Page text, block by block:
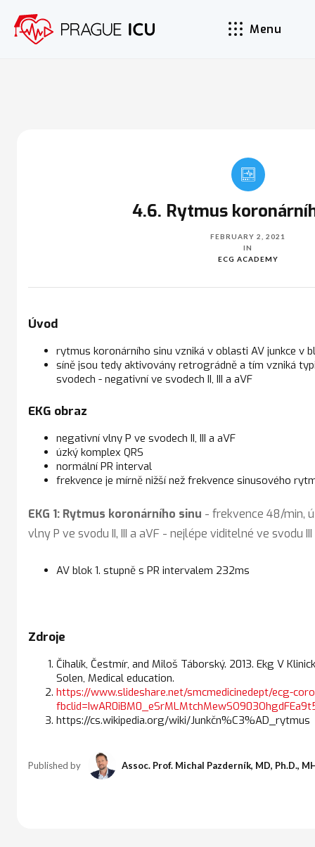
Menu
4.6. Rytmus
FEBRUARY 2, 2021
IN
ECG ACADEMY
Úvod
rytmus koronárního sinu vzniká v oblasti AV junkce v
síně jsou tedy aktivovány retrográdně a tím vzniká
svodech - negativní ve svodech II, III a aVF
EKG obraz
negativní vlny P ve svodech II, III a aVF
úzký komplex QRS
normální PR interval
frekvence je mírně nižší než frekvence sinusového
EKG 1: Rytmus koronárního sinu - frekvence 48/min,
vlny P ve svodu II, III a aVF - nejlépe viditelné ve svodu III
AV blok 1. stupně s PR intervalem 232ms
Zdroje
Čihalík, Čestmír, and Miloš Táborský. 2013. Ekg V
Solen, Medical education.
https://www.slideshare.net/smcmedicinedept/ecg-
https://cs.wikipedia.org/wiki/Junkčn%C3%AD_rytmus
Published by Assoc. Prof. Michal Pazderník, MD, Ph.D.,